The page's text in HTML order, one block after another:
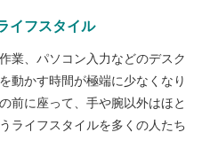
イフスタイル
業、パソコン入力などのデスク
動かす時間が極端に少なくなり
前に座って、手や腕以外はほと
ライフスタイルを多くの人たち